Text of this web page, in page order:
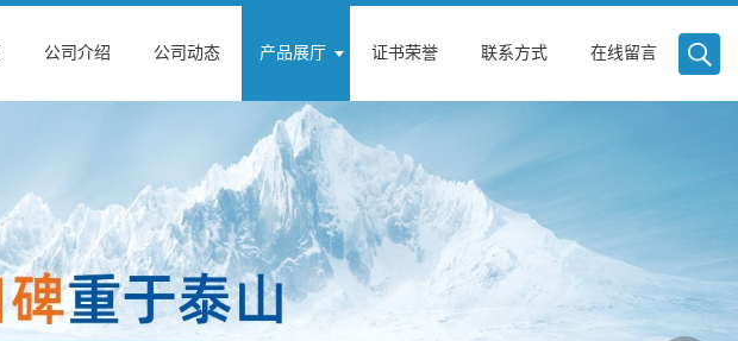
公司介绍 公司动态 产品展厅 证书荣誉 联系方式 在线留言